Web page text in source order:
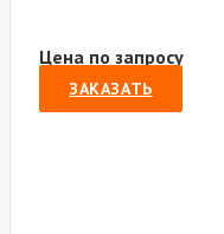
Цена по запросу
ЗАКАЗАТЬ